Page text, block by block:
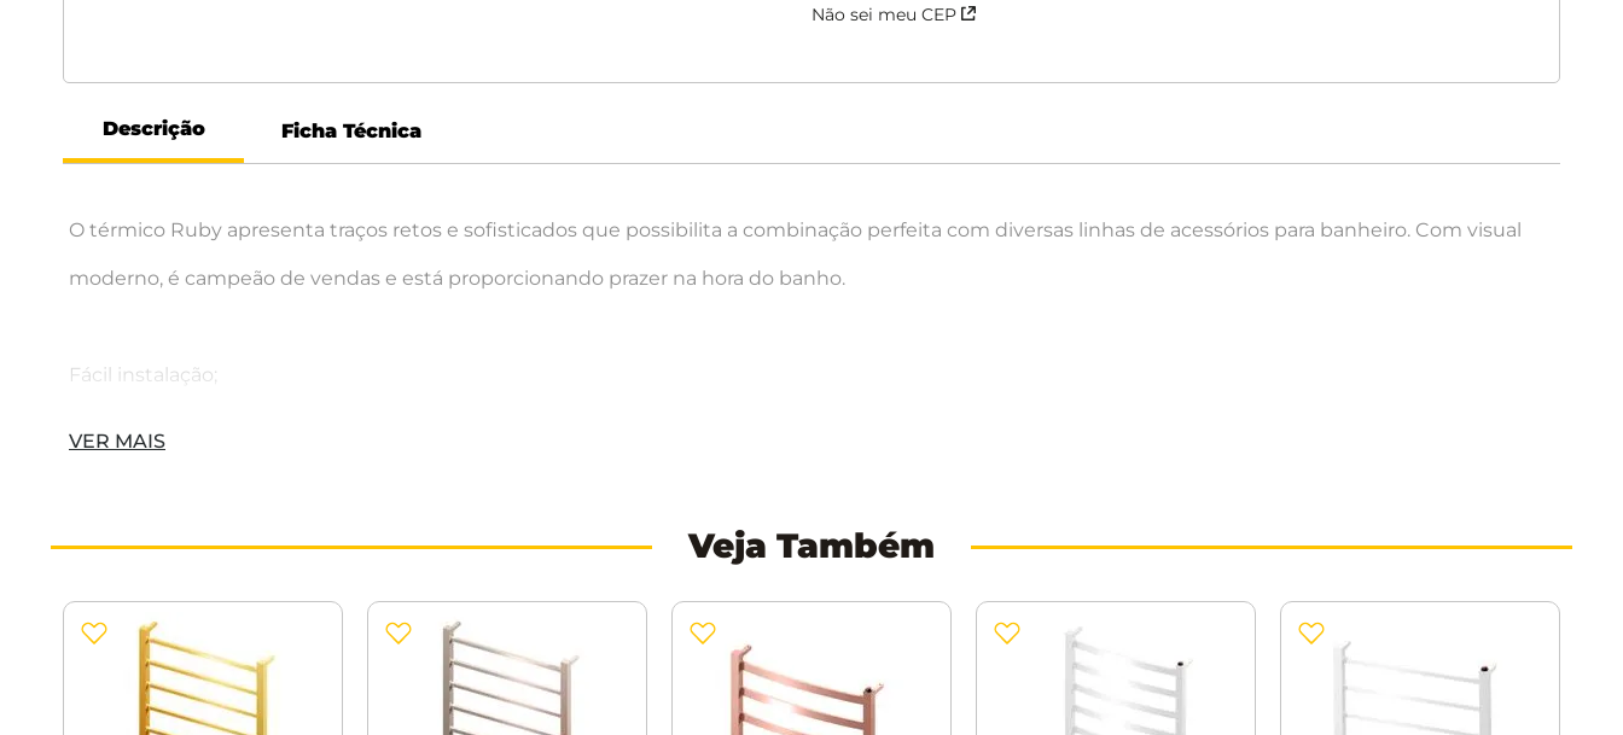
Não sei meu CEP
Descrição Ficha Técnica
O térmico Ruby apresenta traços retos e sofisticados que possibilita a combinação perfeita com diversas linhas de acessórios para banheiro. Com visual
moderno, é campeão de vendas e está proporcionando prazer na hora do banho.
Fácil instalação;
Double Side: Saída de energia dos dois lados;
Consumo: 38W
VER MAIS
Veja Também